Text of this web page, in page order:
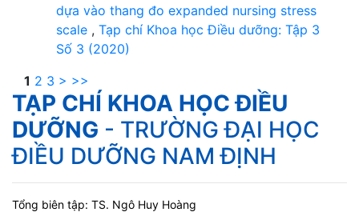
dựa vào thang đo expanded nursing stress
scale , Tạp chí Khoa học Điều dưỡng: Tập 3
Số 3 (2020)
1 2 3 > >>
TẠP CHÍ KHOA HỌC ĐIỀU
DƯỠNG - TRƯỜNG ĐẠI HỌC
ĐIỀU DƯỠNG NAM ĐỊNH
Tổng biên tập: TS. Ngô Huy Hoàng